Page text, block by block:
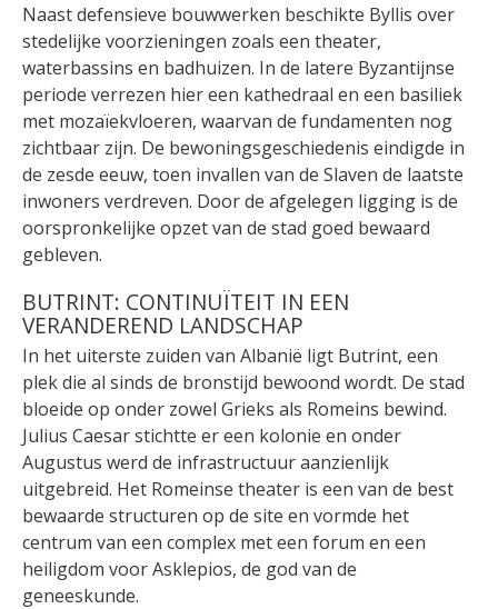
Naast defensieve bouwwerken beschikte Byllis over
stedelijke voorzieningen zoals een theater,
waterbassins en badhuizen. In de latere Byzantijnse
periode verrezen hier een kathedraal en een basiliek
met mozaïekvloeren, waarvan de fundamenten nog
zichtbaar zijn. De bewoningsgeschiedenis eindigde in
de zesde eeuw, toen invallen van de Slaven de laatste
inwoners verdreven. Door de afgelegen ligging is de
oorspronkelijke opzet van de stad goed bewaard
gebleven.
BUTRINT: CONTINUÏTEIT IN EEN
VERANDEREND LANDSCHAP
In het uiterste zuiden van Albanië ligt Butrint, een
plek die al sinds de bronstijd bewoond wordt. De stad
bloeide op onder zowel Grieks als Romeins bewind.
Julius Caesar stichtte er een kolonie en onder
Augustus werd de infrastructuur aanzienlijk
uitgebreid. Het Romeinse theater is een van de best
bewaarde structuren op de site en vormde het
centrum van een complex met een forum en een
heiligdom voor Asklepios, de god van de
geneeskunde.